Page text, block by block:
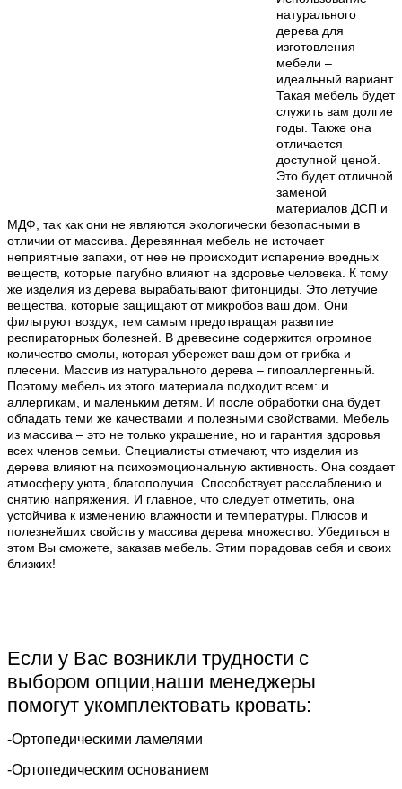
натурального
дерева для
изготовления
мебели –
идеальный вариант.
Такая мебель будет
служить вам долгие
годы. Также она
отличается
доступной ценой.
Это будет отличной
заменой
материалов ДСП и
МДФ, так как они не являются экологически безопасными в
отличии от массива. Деревянная мебель не источает
неприятные запахи, от нее не происходит испарение вредных
веществ, которые пагубно влияют на здоровье человека. К тому
же изделия из дерева вырабатывают фитонциды. Это летучие
вещества, которые защищают от микробов ваш дом. Они
фильтруют воздух, тем самым предотвращая развитие
респираторных болезней. В древесине содержится огромное
количество смолы, которая убережет ваш дом от грибка и
плесени. Массив из натурального дерева – гипоаллергенный.
Поэтому мебель из этого материала подходит всем: и
аллергикам, и маленьким детям. И после обработки она будет
обладать теми же качествами и полезными свойствами. Мебель
из массива – это не только украшение, но и гарантия здоровья
всех членов семьи. Специалисты отмечают, что изделия из
дерева влияют на психоэмоциональную активность. Она создает
атмосферу уюта, благополучия. Способствует расслаблению и
снятию напряжения. И главное, что следует отметить, она
устойчива к изменению влажности и температуры. Плюсов и
полезнейших свойств у массива дерева множество. Убедиться в
этом Вы сможете, заказав мебель. Этим порадовав себя и своих
близких!
Если у Вас возникли трудности с
выбором опции,наши менеджеры
помогут укомплектовать кровать:
-Ортопедическими ламелями
-Ортопедическим основанием